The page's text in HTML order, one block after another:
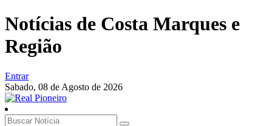
Notícias de Costa Marques e
Região
Entrar
Sabado, 08 de Agosto de 2026